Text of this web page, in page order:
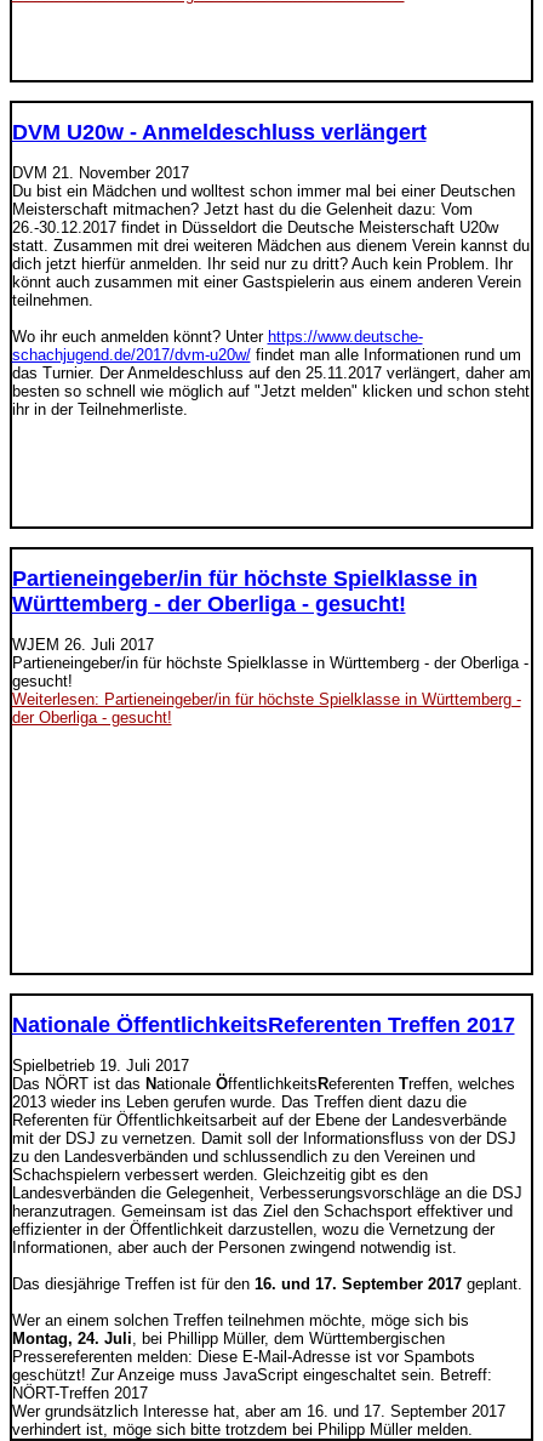
DVM U20w - Anmeldeschluss verlängert
DVM 21. November 2017
Du bist ein Mädchen und wolltest schon immer mal bei einer Deutschen
Meisterschaft mitmachen? Jetzt hast du die Gelenheit dazu: Vom
26.-30.12.2017 findet in Düsseldort die Deutsche Meisterschaft U20w
statt. Zusammen mit drei weiteren Mädchen aus dienem Verein kannst du
dich jetzt hierfür anmelden. Ihr seid nur zu dritt? Auch kein Problem. Ihr
könnt auch zusammen mit einer Gastspielerin aus einem anderen Verein
teilnehmen.
Wo ihr euch anmelden könnt? Unter https://www.deutsche-
schachjugend.de/2017/dvm-u20w/findet man alle Informationen rund um
das Turnier. Der Anmeldeschluss auf den 25.11.2017 verlängert, daher am
besten so schnell wie möglich auf "Jetzt melden" klicken und schon steht
ihr in der Teilnehmerliste.
Partieneingeber/in für höchste Spielklasse in
Württemberg - der Oberliga - gesucht!
WJEM 26. Juli 2017
Partieneingeber/in für höchste Spielklasse in Württemberg - der Oberliga -
gesucht!
Weiterlesen: Partieneingeber/in für höchste Spielklasse in Württemberg -
der Oberliga - gesucht!
Nationale ÖffentlichkeitsReferenten Treffen 2017
Spielbetrieb 19. Juli 2017
Das NÖRT ist das Nationale Öffentlichkeits Referenten Treffen, welches
2013 wieder ins Leben gerufen wurde. Das Treffen dient dazu die
Referenten für Öffentlichkeitsarbeit auf der Ebene der Landesverbände
mit der DSJ zu vernetzen. Damit soll der Informationsfluss von der DSJ
zu den Landesverbänden und schlussendlich zu den Vereinen und
Schachspielern verbessert werden. Gleichzeitig gibt es den
Landesverbänden die Gelegenheit, Verbesserungsvorschläge an die DSJ
heranzutragen. Gemeinsam ist das Ziel den Schachsport effektiver und
effizienter in der Öffentlichkeit darzustellen, wozu die Vernetzung der
Informationen, aber auch der Personen zwingend notwendig ist.
Das diesjährige Treffen ist für den 16. und 17. September 2017geplant.
Wer an einem solchen Treffen teilnehmen möchte, möge sich bis
Montag, 24. Juli, bei Phillipp Müller, dem Württembergischen
Pressereferenten melden: Diese E-Mail-Adresse ist vor Spambots
geschützt! Zur Anzeige muss JavaScript eingeschaltet sein. Betreff:
NÖRT-Treffen 2017
Wer grundsätzlich Interesse hat, aber am 16. und 17. September 2017
verhindert ist, möge sich bitte trotzdem bei Philipp Müller melden.